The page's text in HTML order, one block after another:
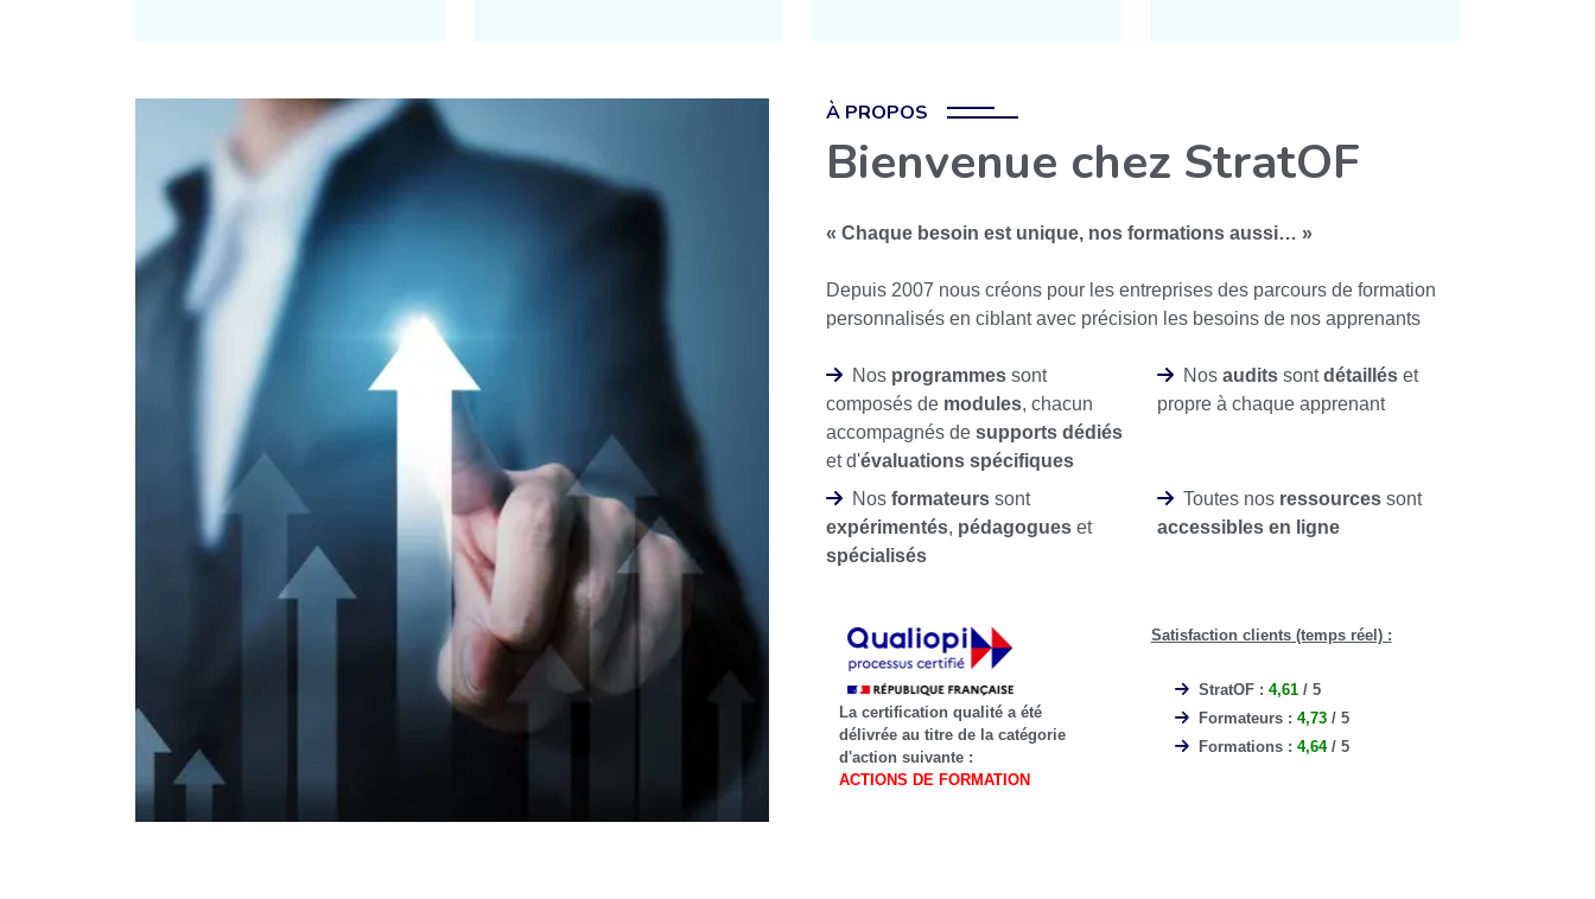
À PROPOS
Bienvenue chez StratOF
« Chaque besoin est unique, nos formations aussi… »
Depuis 2007 nous créons pour les entreprises des parcours de formation
personnalisés en ciblant avec précision les besoins de nos apprenants
Nos programmes sont
composés de modules, chacun
accompagnés de supports dédiés
et d'évaluations spécifiques
Nos audits sontdétaillés et
propre à chaque apprenant
Nos formateurs sont
expérimentés, pédagogues et
spécialisés
Toutes nos ressources sont
accessibles en ligne
La certification qualité a été
délivrée au titre de la catégorie
d'action suivante :
ACTIONS DE FORMATION
Satisfaction clients (temps réel) :
StratOF : 4,61/ 5
Formateurs : 4,73/ 5
Formations : 4,64/ 5